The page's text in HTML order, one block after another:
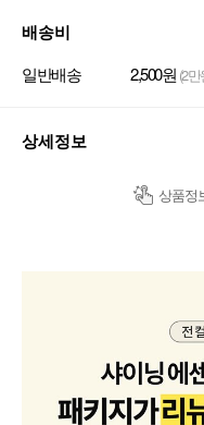
배송비
일반배송 2,500원 (2
상세정보
상품정